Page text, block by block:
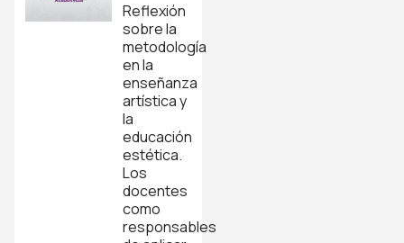
Reflexión
sobre la
metodología
en la
enseñanza
artística y
la
educación
estética.
Los
docentes
como
responsables